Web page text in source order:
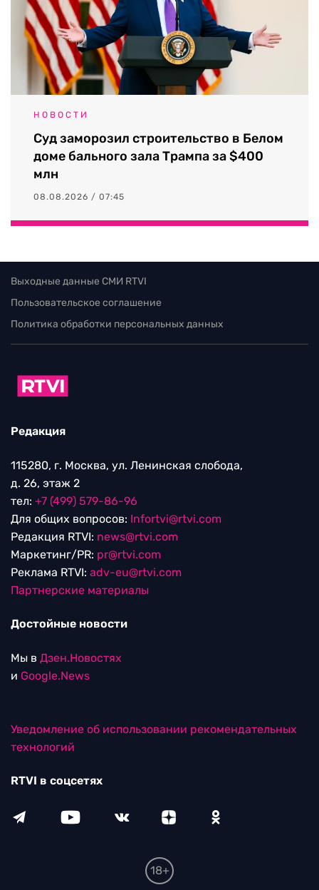
НОВОСТИ
Суд заморозил строительство в Белом
доме бального зала Трампа за $400
млн
08.08.2026 / 07:45
Выходные данные СМИ RTVI
Пользовательское соглашение
Политика обработки персональных данных
Редакция
115280, г. Москва, ул. Ленинская слобода,
д. 26, этаж 2
тел: +7 (499) 579-86-96
Для общих вопросов: Infortvi@rtvi.com
Редакция RTVI: news@rtvi.com
Маркетинг/PR: pr@rtvi.com
Реклама RTVI: adv-eu@rtvi.com
Партнерские материалы
Достойные новости
Мы в Дзен.Новостях
и Google.News
Уведомление об использовании рекомендательных
технологий
RTVI в соцсетях
18+